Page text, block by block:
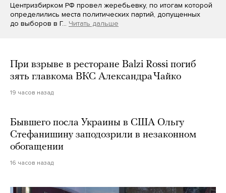
Центризбирком РФ провел жеребьевку, по итогам которой
определились места политических партий, допущенных
до выборов в Г… Читать дальше
При взрыве в ресторане Balzi Rossi погиб
зять главкома ВКС Александра Чайко
19 часов назад
Бывшего посла Украины в США Ольгу
Стефанишину заподозрили в незаконном
обогащении
16 часов назад